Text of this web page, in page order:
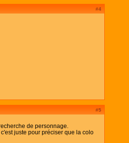
#4
#5
de personnage.
juste pour préciser que la colo